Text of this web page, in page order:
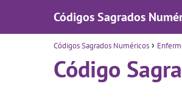
Códigos Sagrados
Códigos Sagrados Numéricos
Código